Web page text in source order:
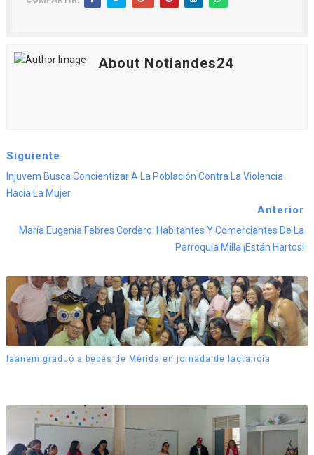
About Notiandes24
Siguiente
Injuvem Busca Concientizar A La Población Contra La Violencia
Hacia La Mujer
Anterior
María Eugenia Febres Cordero: Habitantes Y Comerciantes De La
Parroquia Milla ¡Están Hartos!
Iaanem graduó a bebés de Mérida en jornada de lactancia